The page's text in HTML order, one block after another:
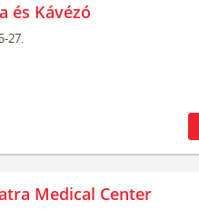
és Kávézó
27.
Medical Center